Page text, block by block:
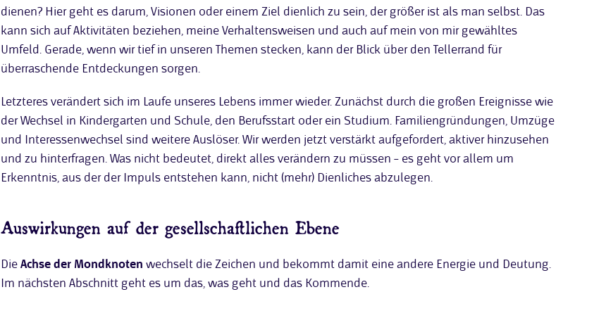
dienen? Hier geht es darum, Visionen oder einem Ziel dienlich zu sein, der größer ist als man selbst. Das
kann sich auf Aktivitäten beziehen, meine Verhaltensweisen und auch auf mein von mir gewähltes
Umfeld. Gerade, wenn wir tief in unseren Themen stecken, kann der Blick über den Tellerrand für
überraschende Entdeckungen sorgen.
Letzteres verändert sich im Laufe unseres Lebens immer wieder. Zunächst durch die großen Ereignisse wie
der Wechsel in Kindergarten und Schule, den Berufsstart oder ein Studium. Familiengründungen, Umzüge
und Interessenwechsel sind weitere Auslöser. Wir werden jetzt verstärkt aufgefordert, aktiver hinzusehen
und zu hinterfragen. Was nicht bedeutet, direkt alles verändern zu müssen – es geht vor allem um
Erkenntnis, aus der der Impuls entstehen kann, nicht (mehr) Dienliches abzulegen.
Auswirkungen auf der gesellschaftlichen Ebene
DieAchse der Mondknoten wechselt die Zeichen und bekommt damit eine andere Energie und Deutung.
Im nächsten Abschnitt geht es um das, was geht und das Kommende.